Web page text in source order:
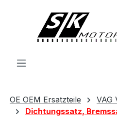
OE OEM Ersatzteile
VAG
Dichtungssatz,